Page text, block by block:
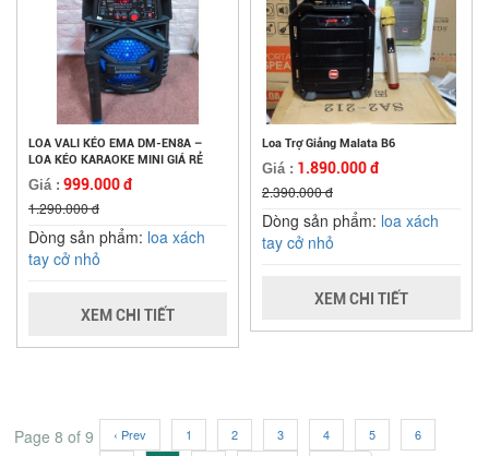
LOA VALI KÉO EMA DM-EN8A –
LOA KÉO KARAOKE MINI GIÁ RẺ
Giá : 999.000 đ
1.290.000 đ
Dòng sản phẩm: loa xách
tay cở nhỏ
XEM CHI TIẾT
Loa Trợ Giảng Malata B6
Giá : 1.890.000 đ
2.390.000 đ
Dòng sản phẩm: loa xách
tay cở nhỏ
XEM CHI TIẾT
Page 8 of 9 ‹ Prev 1 2 3 4 5
6